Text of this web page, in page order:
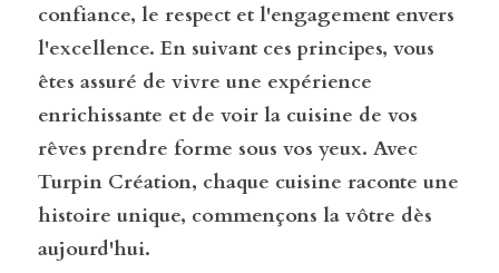
confiance, le respect et l'engagement envers
l'excellence. En suivant ces principes, vous
êtes assuré de vivre une expérience
enrichissante et de voir la cuisine de vos
rêves prendre forme sous vos yeux. Avec
Turpin Création, chaque cuisine raconte une
histoire unique, commençons la vôtre dès
aujourd'hui.